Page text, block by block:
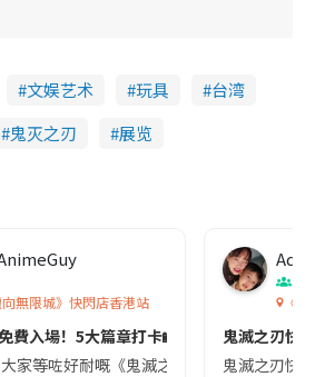
文娱艺术 玩具
台湾
鬼灭之刃 展览
無限城》快閃店香港站
費入場！5大篇章打卡📸＋10大必買周邊
家等咗好耐嘅《鬼滅之刃 邁向無限城》
Ada
《鬼
鬼滅之刃快
鬼滅之刃快